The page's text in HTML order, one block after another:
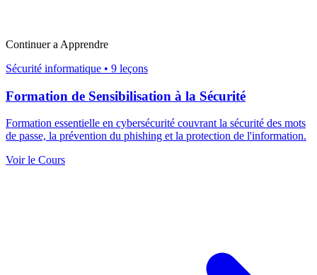
Continuer a Apprendre
Sécurité informatique • 9 leçons
Formation de Sensibilisation à la Sécurité
Formation essentielle en cybersécurité couvrant la sécurité des mots
de passe, la prévention du phishing et la protection de l'information.
Voir le Cours